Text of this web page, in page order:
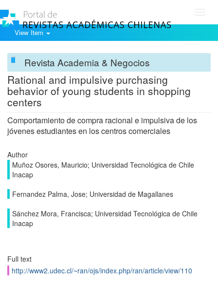
View Item
Revista Academia & Negocios
Rational and impulsive purchasing
behavior of young students in shopping
centers
Comportamiento de compra racional e impulsiva de los
jóvenes estudiantes en los centros comerciales
Author
Muñoz Osores, Mauricio; Universidad Tecnológica de Chile
Inacap
Fernandez Palma, Jose; Universidad de Magallanes
Sánchez Mora, Francisca; Universidad Tecnológica de Chile
Inacap
Full text
http://www2.udec.cl/~ran/ojs/index.php/ran/article/view/110